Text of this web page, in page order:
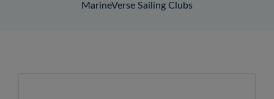
MarineVerse Sailing Clubs